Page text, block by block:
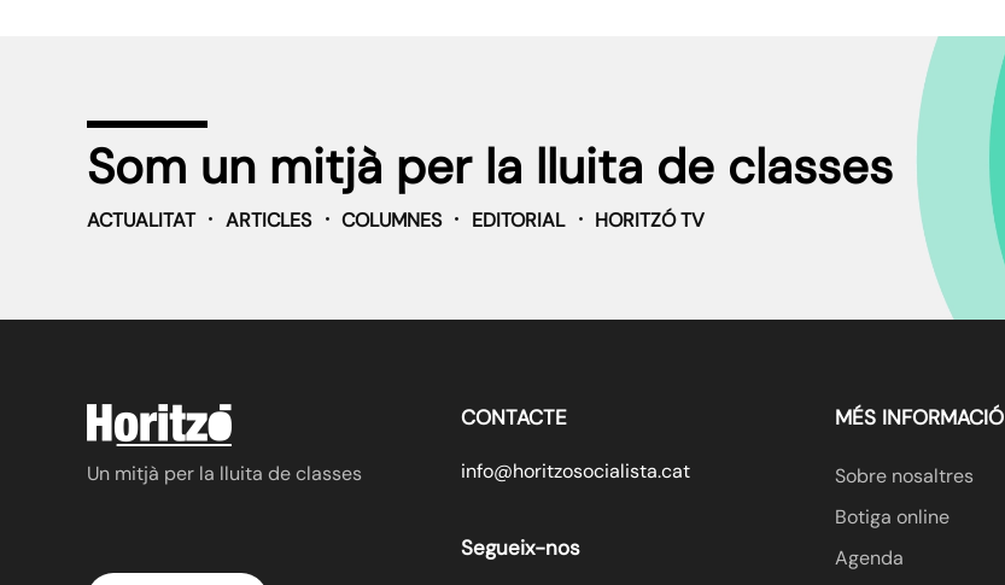
Som un mitjà per la lluita de classes
ACTUALITAT ARTICLES COLUMNES EDITORIAL HORITZÓ TV
Un mitjà per la lluita de classes
CONTACTE
info@horitzosocialista.cat
Segueix-nos
MÉS INFORMACIÓ
Sobre nosaltres
Botiga online
Agenda